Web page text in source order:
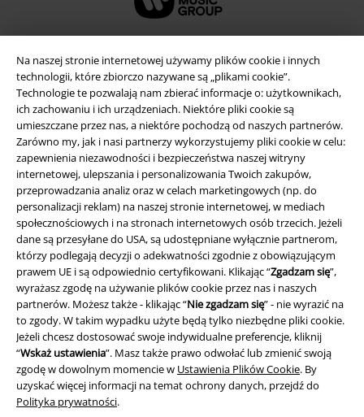
Na naszej stronie internetowej używamy plików cookie i innych
technologii, które zbiorczo nazywane są „plikami cookie”.
Technologie te pozwalają nam zbierać informacje o: użytkownikach,
ich zachowaniu i ich urządzeniach. Niektóre pliki cookie są
umieszczane przez nas, a niektóre pochodzą od naszych partnerów.
Zarówno my, jak i nasi partnerzy wykorzystujemy pliki cookie w celu:
zapewnienia niezawodności i bezpieczeństwa naszej witryny
internetowej, ulepszania i personalizowania Twoich zakupów,
przeprowadzania analiz oraz w celach marketingowych (np. do
personalizacji reklam) na naszej stronie internetowej, w mediach
społecznościowych i na stronach internetowych osób trzecich. Jeżeli
dane są przesyłane do USA, są udostępniane wyłącznie partnerom,
którzy podlegają decyzji o adekwatności zgodnie z obowiązującym
prawem UE i są odpowiednio certyfikowani. Klikając “Zgadzam się”,
wyrażasz zgodę na używanie plików cookie przez nas i naszych
partnerów. Możesz także - klikając “Nie zgadzam się” - nie wyrazić na
to zgody. W takim wypadku użyte będą tylko niezbędne pliki cookie.
Jeżeli chcesz dostosować swoje indywidualne preferencje, kliknij
“Wskaż ustawienia”. Masz także prawo odwołać lub zmienić swoją
zgodę w dowolnym momencie w Ustawienia Plików Cookie. By
uzyskać więcej informacji na temat ochrony danych, przejdź do
Polityka prywatności.
Informacje prawne
Regulamin
Dane firmy
Polityka prywatności
Unieszkodliwianie odpadów i ochrona środowiska
Deklaracja Zgodności
Informacje dotyczące dostępności